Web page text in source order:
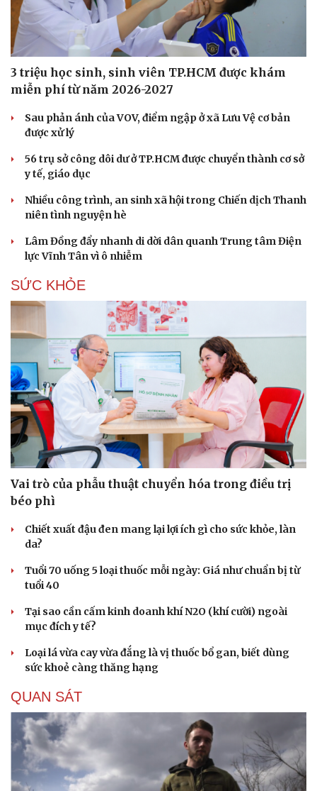
Du lịch
Tư vấn
Săn Tour
check-in
Podcast
Câu chuyện thời sự
Đọc truyện đêm khuya
Cửa sổ tình yêu
Kể chuyện cho bé
Hạt giống tâm hồn
3 triệu học sinh, sinh viên TP.HCM được khám
miễn phí từ năm 2026-2027
Sau phản ánh của VOV, điểm ngập ở xã Lưu Vệ cơ bản
được xử lý
56 trụ sở công dôi dư ở TP.HCM được chuyển thành cơ sở
y tế, giáo dục
Nhiều công trình, an sinh xã hội trong Chiến dịch Thanh
niên tình nguyện hè
Lâm Đồng đẩy nhanh di dời dân quanh Trung tâm Điện
lực Vĩnh Tân vì ô nhiễm
SỨC KHỎE
Vai trò của phẫu thuật chuyển hóa trong điều trị
béo phì
Chiết xuất đậu đen mang lại lợi ích gì cho sức khỏe, làn
da?
Tuổi 70 uống 5 loại thuốc mỗi ngày: Giá như chuẩn bị từ
tuổi 40
Tại sao cần cấm kinh doanh khí N2O (khí cười) ngoài
mục đích y tế?
Loại lá vừa cay vừa đắng là vị thuốc bổ gan, biết dùng
sức khoẻ càng thăng hạng
QUAN SÁT